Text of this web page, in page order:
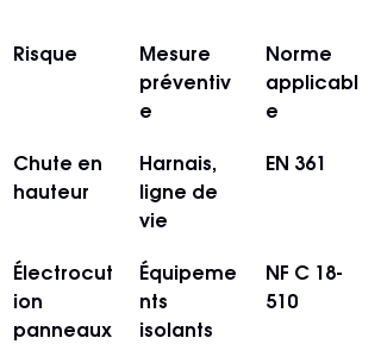
Risque
Mesure
préventiv
e
Norme
applicabl
e
Chute en
hauteur
Harnais,
ligne de
vie
EN 361
Électrocut
ion
panneaux
Équipeme
nts
isolants
NF C 18-
510